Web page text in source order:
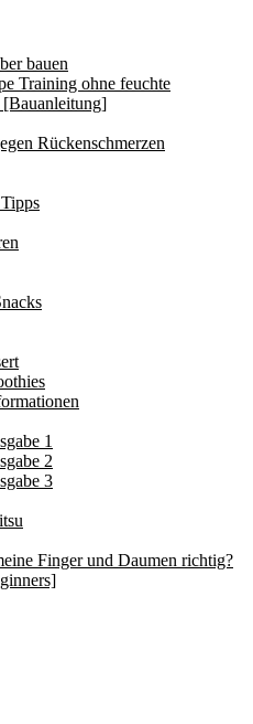
bauen
Training ohne feuchte
Rückenschmerzen
1
2
3
Finger und Daumen richtig?